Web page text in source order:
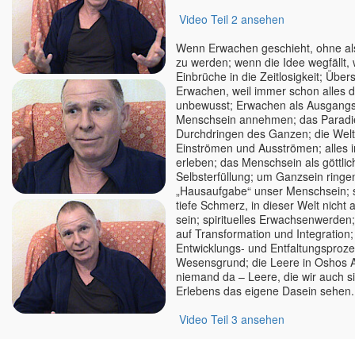
Video Teil 2 ansehen
Wenn Erwachen geschieht, ohne
zu werden; wenn die Idee wegfällt,
Einbrüche in die Zeitlosigkeit;
Erwachen, weil immer schon alles
unbewusst; Erwachen als
Menschsein annehmen; das
Durchdringen des Ganzen; die
Einströmen und Ausströmen; alles
erleben; das Menschsein als
Selbsterfüllung; um Ganzsein
„Hausaufgabe“ unser
tiefe Schmerz, in dieser Welt nicht
sein; spirituelles
auf Transformation und
Entwicklungs- und
Wesensgrund; die Leere in Oshos
niemand da – Leere, die wir auch
Erlebens das eigene Dasein sehen.
Video Teil 3 ansehen